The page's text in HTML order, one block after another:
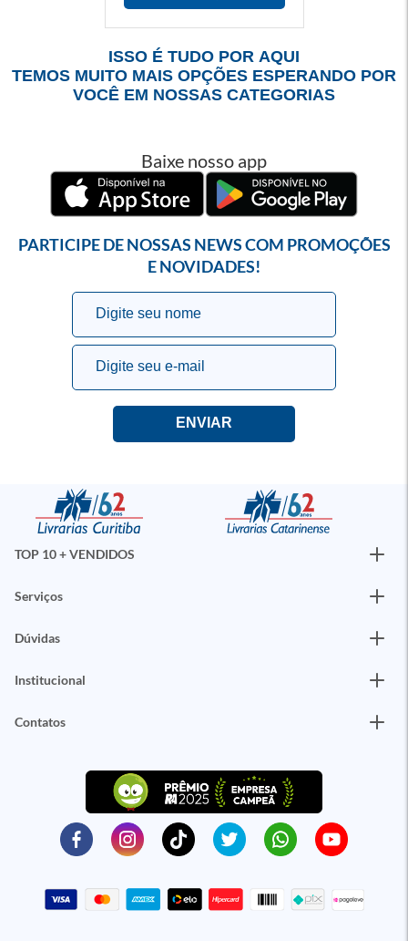
ISSO É TUDO POR AQUI
TEMOS MUITO MAIS OPÇÕES ESPERANDO POR
VOCÊ EM NOSSAS CATEGORIAS
Baixe nosso app
PARTICIPE DE NOSSAS NEWS COM PROMOÇÕES
E NOVIDADES!
TOP 10 + VENDIDOS
Serviços
Dúvidas
Institucional
Contatos